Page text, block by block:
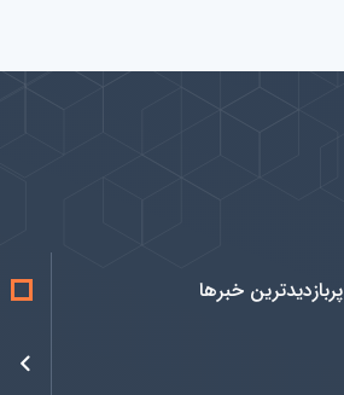
پربازدیدترین خبرها